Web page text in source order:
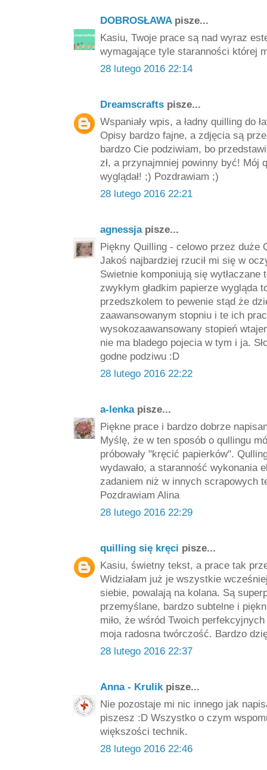
DOBROSŁAWApisze...
Kasiu, Twoje prace są nad wyraz
wymagające tyle staranności której
28 lutego 2016 22:14
Dreamscrafts pisze...
Wspaniały wpis, a ładny quilling do
Opisy bardzo fajne, a zdjęcia są
bardzo Cie podziwiam, bo
zł, a przynajmniej powinny być! Mój
wyglądał! ;) Pozdrawiam ;)
28 lutego 2016 22:21
agnessjapisze...
Piękny Quilling - celowo przez duże
Jakoś najbardziej rzucił mi się w
Swietnie komponiują się wytłaczane
zwykłym gładkim papierze wygląda
przedszkolem to pewenie stąd że
zaawansowanym stopniu i te ich
wysokozaawansowany stopień
nie ma bladego pojecia w tym i ja.
godne podziwu :D
28 lutego 2016 22:22
a-lenkapisze...
Piękne prace i bardzo dobrze
Myślę, że w ten sposób o qullingu
próbowały "kręcić papierków".
wydawało, a staranność wykonania
zadaniem niż w innych scrapowych
Pozdrawiam Alina
28 lutego 2016 22:29
quilling się kręci pisze...
Kasiu, świetny tekst, a prace tak
Widziałam już je wszystkie
siebie, powalają na kolana. Są
przemyślane, bardzo subtelne i
miło, że wśród Twoich
moja radosna twórczość. Bardzo
28 lutego 2016 22:37
Anna - Krulik pisze...
Nie pozostaje mi nic innego jak
piszesz :D Wszystko o czym
większości technik.
28 lutego 2016 22:46